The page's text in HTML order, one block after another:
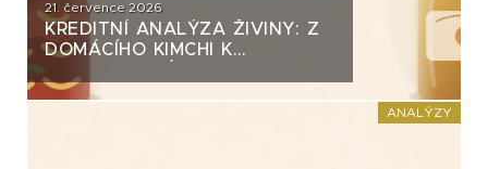
21. července 2026
KREDITNÍ ANALÝZA ŽIVINY: Z
DOMÁCÍHO KIMCHI K
ZA PŮL MILIARDY
ANALÝZY